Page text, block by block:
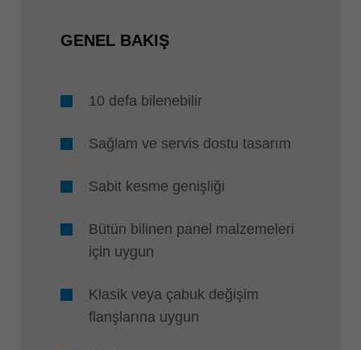
GENEL BAKIŞ
10 defa bilenebilir
Sağlam ve servis dostu tasarım
Sabit kesme genişliği
Bütün bilinen panel malzemeleri
için uygun
Klasik veya çabuk değişim
flanşlarına uygun